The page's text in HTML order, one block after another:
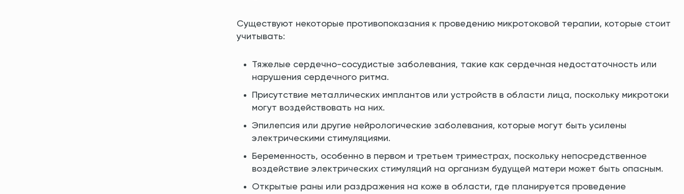
Существуют некоторые противопоказания к проведению микротоковой терапии, которые стоит
учитывать:
Тяжелые сердечно-сосудистые заболевания, такие как сердечная недостаточность или
нарушения сердечного ритма.
Присутствие металлических имплантов или устройств в области лица, поскольку микротоки
могут воздействовать на них.
Эпилепсия или другие нейрологические заболевания, которые могут быть усилены
электрическими стимуляциями.
Беременность, особенно в первом и третьем триместрах, поскольку непосредственное
воздействие электрических стимуляций на организм будущей матери может быть опасным.
Открытые раны или раздражения на коже в области, где планируется проведение